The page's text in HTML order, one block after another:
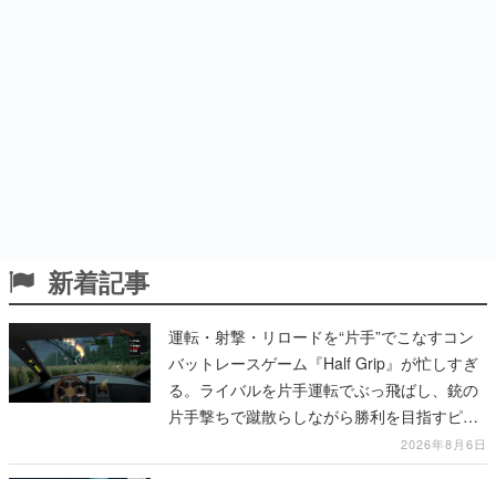
新着記事
運転・射撃・リロードを“片手”でこなすコン
バットレースゲーム『Half Grip』が忙しすぎ
る。ライバルを片手運転でぶっ飛ばし、銃の
片手撃ちで蹴散らしながら勝利を目指すピク
2026年8月6日